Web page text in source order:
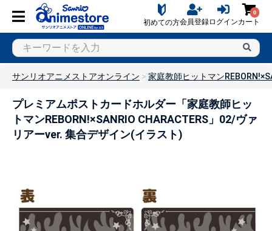
初めての方会員登録ログイン
0
カート
サンリオアニメストアオンライン 家庭教師ヒットマン
プレミアムポストカードホルダー「家庭教師ヒッ
トマンREBORN!×SANRIO CHARACTERS」02/ヴァ
リアーver. 集合デザイン(イラスト)